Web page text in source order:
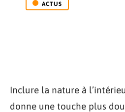
ACTUS
Inclure la nature à
donne une touche plus